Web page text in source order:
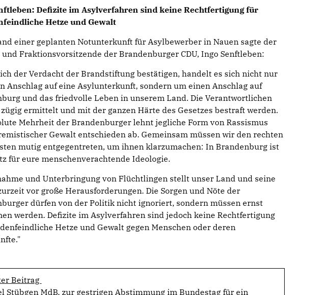
Defizite im Asylverfahren sind keine Rechtfertigung für
Hetze und Gewalt
einer geplanten Notunterkunft für Asylbewerber in Nauen sagte der
und Fraktionsvorsitzende der Brandenburger CDU, Ingo Senftleben:
der Verdacht der Brandstiftung bestätigen, handelt es sich nicht nur
Anschlag auf eine Asylunterkunft, sondern um einen Anschlag auf
und das friedvolle Leben in unserem Land. Die Verantwortlichen
ermittelt und mit der ganzen Härte des Gesetzes bestraft werden.
Mehrheit der Brandenburger lehnt jegliche Form von Rassismus
Gewalt entschieden ab. Gemeinsam müssen wir den rechten
mutig entgegentreten, um ihnen klarzumachen: In Brandenburg ist
für eure menschenverachtende Ideologie.
und Unterbringung von Flüchtlingen stellt unser Land und seine
vor große Herausforderungen. Die Sorgen und Nöte der
dürfen von der Politik nicht ignoriert, sondern müssen ernst
werden. Defizite im Asylverfahren sind jedoch keine Rechtfertigung
Hetze und Gewalt gegen Menschen oder deren
Beitrag
Stübgen MdB, zur gestrigen Abstimmung im Bundestag für ein